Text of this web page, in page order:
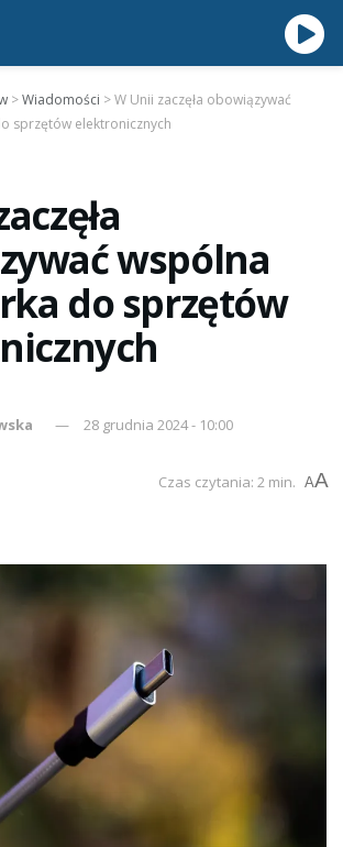
>Wiadomości >W Unii zaczęła obowiązywać
sprzętów elektronicznych
wspólna
do sprzętów
28 grudnia 2024 - 10:00
Czas czytania: 2 min. AA